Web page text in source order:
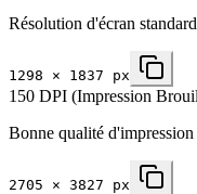
Résolution d'écran
1298 × 1837 px
150 DPI (Impression
Bonne qualité
2705 × 3827 px